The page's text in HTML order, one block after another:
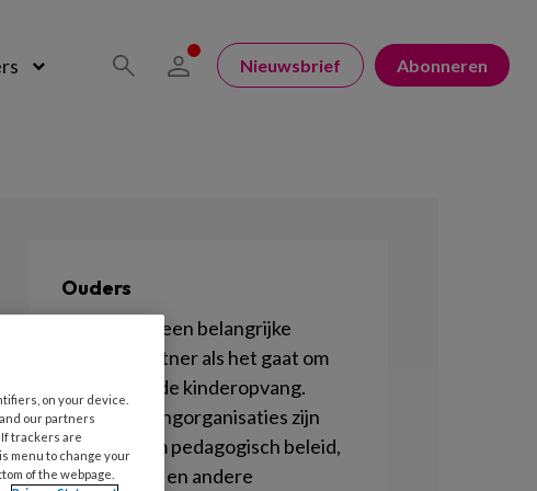
Nieuwsbrief Abonneren
Ouders
Ouders zijn een belangrijke
sparringpartner als het gaat om
kwaliteit in de kinderopvang.
Kinderopvangorganisaties zijn
verplicht om pedagogisch beleid,
uurtarieven en andere
on your device.
our partners
trackers are
menu to change your
of the webpage.